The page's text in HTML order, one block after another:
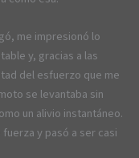
me impresionó lo
y, gracias a las
del esfuerzo que me
se levantaba sin
un alivio instantáneo.
y pasó a ser casi